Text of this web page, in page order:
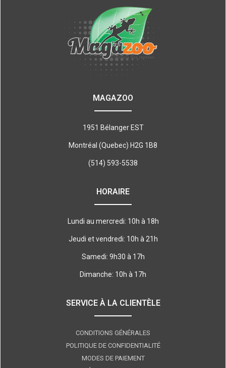
MAGAZOO
1951 Bélanger EST
Montréal (Quebec) H2G 1B8
(514) 593-5538
HORAIRE
Lundi au mercredi: 10h à 18h
Jeudi et vendredi: 10h à 21h
Samedi: 9h30 à 17h
Dimanche: 10h à 17h
SERVICE À LA CLIENTÈLE
CONDITIONS GÉNÉRALES
POLITIQUE DE CONFIDENTIALITÉ
MODES DE PAIEMENT